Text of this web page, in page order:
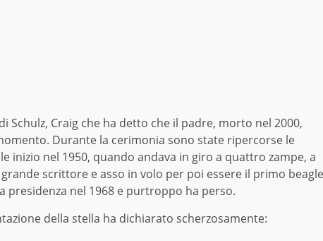
Schulz, Craig che ha detto che il padre, morto nel 2000,
Durante la cerimonia sono state ripercorse le
inizio nel 1950, quando andava in giro a quattro zampe, a
scrittore e asso in volo per poi essere il primo beagle
presidenza nel 1968 e purtroppo ha perso.
della stella ha dichiarato scherzosamente: